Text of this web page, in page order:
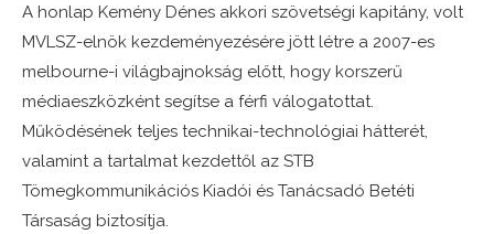
A honlap Kemény Dénes akkori szövetségi kapitány, volt
MVLSZ-elnök kezdeményezésére jött létre a 2007-es
melbourne-i világbajnokság előtt, hogy korszerű
médiaeszközként segítse a férfi válogatottat.
Működésének teljes technikai-technológiai hátterét,
valamint a tartalmat kezdettől az STB
Tömegkommunikációs Kiadói és Tanácsadó Betéti
Társaság biztosítja.